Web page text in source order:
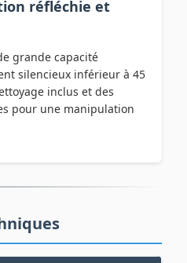
réfléchie et
grande capacité
silencieux inférieur à 45
inclus et des
pour une manipulation